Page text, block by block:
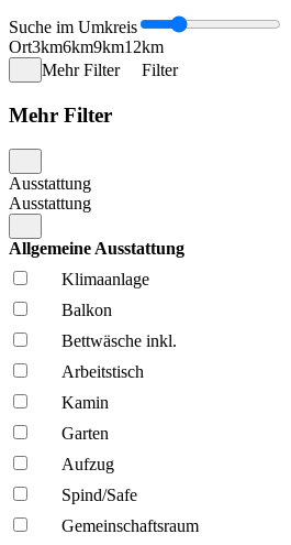
Suche im Umkreis
Ort3km6km9km12km
Mehr Filter
Filter
Mehr Filter
Ausstattung
Ausstattung
Allgemeine Ausstattung
Klima­anlage
Balkon
Bettwäsche inkl.
Arbeitstisch
Kamin
Garten
Aufzug
Spind/Safe
Gemeinschafts­raum